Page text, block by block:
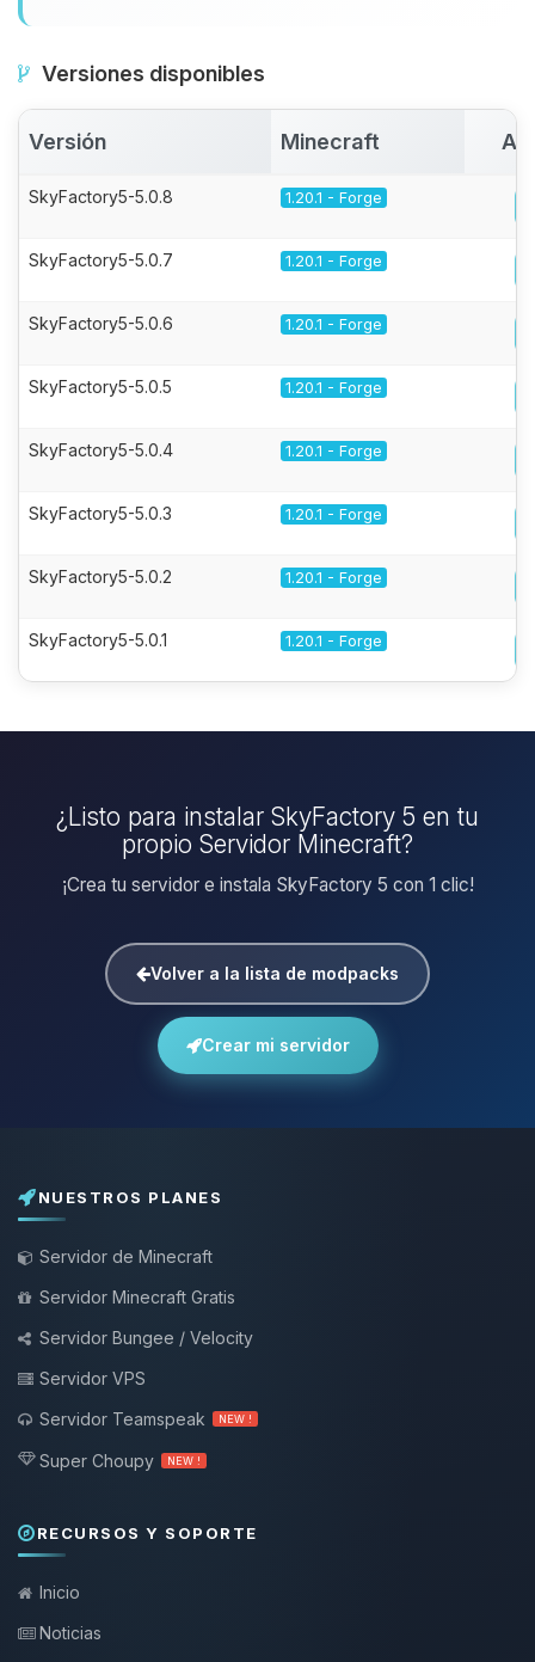
Versiones disponibles
Versión Minecraft
SkyFactory5-5.0.8 1.20.1 - Forge
SkyFactory5-5.0.7 1.20.1 - Forge
SkyFactory5-5.0.6 1.20.1 - Forge
SkyFactory5-5.0.5 1.20.1 - Forge
SkyFactory5-5.0.4 1.20.1 - Forge
SkyFactory5-5.0.3 1.20.1 - Forge
SkyFactory5-5.0.2 1.20.1 - Forge
SkyFactory5-5.0.1 1.20.1 - Forge
¿Listo para instalar SkyFactory 5 en tu
propio Servidor Minecraft?
¡Crea tu servidor e instala SkyFactory 5 con 1 clic!
Volver a la lista de modpacks
Crear mi servidor
NUESTROS PLANES
Servidor de Minecraft
Servidor Minecraft Gratis
Servidor Bungee / Velocity
Servidor VPS
Servidor Teamspeak
NEW !
Super Choupy NEW !
RECURSOS Y SOPORTE
Inicio
Noticias